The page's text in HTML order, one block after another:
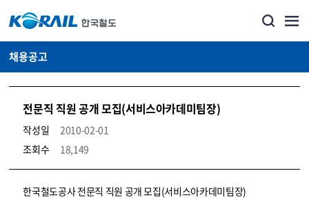
채용공고
전문직 직원 공개 모집(서비스아카데미팀장)
작성일
2010-02-01
조회수
18,149
코레일소개_경영공시_채용공고 상세보기 – 내용, 파일, 담당자 연락처로 구성
한국철도공사 전문직 직원 공개 모집(서비스아카데미팀장)